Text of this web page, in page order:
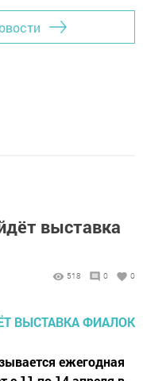
выставка
518 0 0
ежегодная